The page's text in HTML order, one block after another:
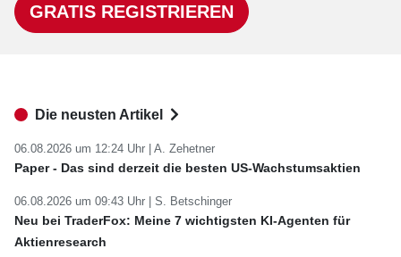
GRATIS REGISTRIEREN
Die neusten Artikel
06.08.2026 um 12:24 Uhr | A. Zehetner
Paper - Das sind derzeit die besten US-Wachstumsaktien
06.08.2026 um 09:43 Uhr | S. Betschinger
Neu bei TraderFox: Meine 7 wichtigsten KI-Agenten für
Aktienresearch